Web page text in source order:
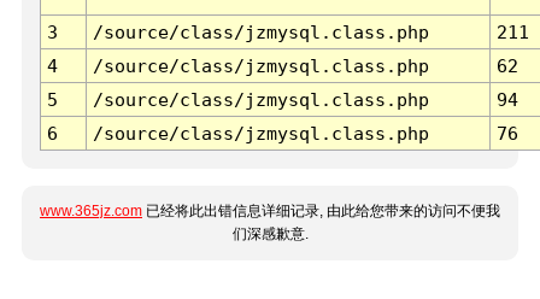
3 /source/class/jzmysql.class.php
211
4
/source/class/jzmysql.class.php
62
5
/source/class/jzmysql.class.php
94
6
/source/class/jzmysql.class.php 76
www.365jz.com 已经将此出错信息详细记录, 由此给您带来的访问不便我
们深感歉意.